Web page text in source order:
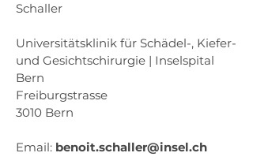
Schaller
Universitätsklinik für Schädel-, Kiefer-
und Gesichtschirurgie | Inselspital
Bern
Freiburgstrasse
3010 Bern
Email: benoit.schaller@insel.ch